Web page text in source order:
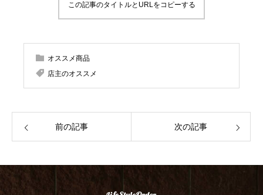
この記事のタイトルとURLをコピーする
オススメ商品
店主のオススメ
前の記事 次の記事